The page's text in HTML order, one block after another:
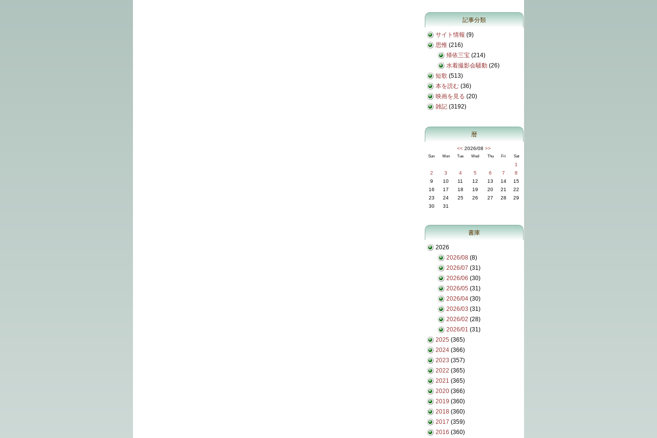
記事分類
サイト情報 (9)
思惟 (216)
帰依三宝 (214)
水着撮影会騒動 (26)
短歌 (513)
本を読む (36)
映画を見る (20)
雑記 (3192)
暦
<< 2026/08 >>
Sun Mon Tue Wed Thu Fri Sat
1
2
3 4 5 6 7
8
9
10 11 12 13 14
15
16
17 18 19 20 21
22
23
24 25 26 27 28
29
30
31
書庫
2026
2026/08 (8)
2026/07 (31)
2026/06 (30)
2026/05 (31)
2026/04 (30)
2026/03 (31)
2026/02 (28)
2026/01 (31)
2025 (365)
2024 (366)
2023 (357)
2022 (365)
2021 (365)
2020 (366)
2019 (360)
2018 (360)
2017 (359)
2016 (360)